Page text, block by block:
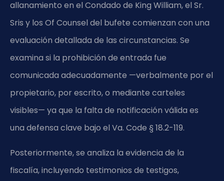
allanamiento en el Condado de King William, el Sr.
Sris y los Of Counsel del bufete comienzan con una
evaluación detallada de las circunstancias. Se
examina si la prohibición de entrada fue
comunicada adecuadamente —verbalmente por el
propietario, por escrito, o mediante carteles
visibles— ya que la falta de notificación válida es
una defensa clave bajo el Va. Code § 18.2-119.
Posteriormente, se analiza la evidencia de la
fiscalía, incluyendo testimonios de testigos,